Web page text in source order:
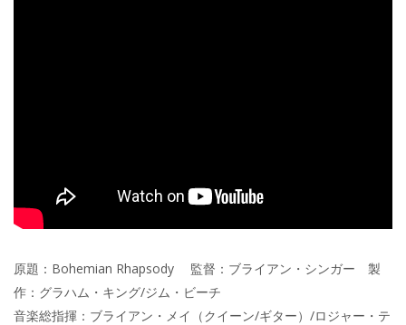
原題：Bohemian Rhapsody 監督：ブライアン・シンガー 製
作：グラハム・キング/ジム・ビーチ
音楽総指揮：ブライアン・メイ（クイーン/ギター）/ロジャー・テ